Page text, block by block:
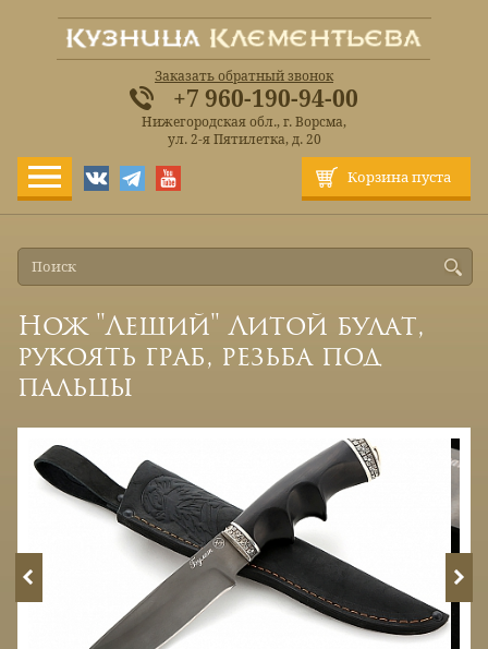
Корзина пуста
Заказать обратный звонок
+7 960-190-94-00
Нижегородская обл., г. Ворсма,
ул. 2-я Пятилетка, д. 20
Нож "Леший" Литой булат,
рукоять граб, резьба под
пальцы